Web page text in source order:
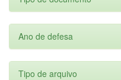
Ano de defesa
Tipo de arquivo